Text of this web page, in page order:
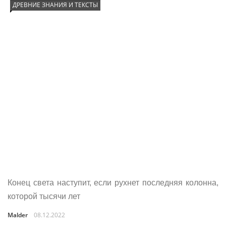
ДРЕВНИЕ ЗНАНИЯ И ТЕКСТЫ
Конец света наступит, если рухнет последняя колонна,
которой тысячи лет
Malder 08.12.2022